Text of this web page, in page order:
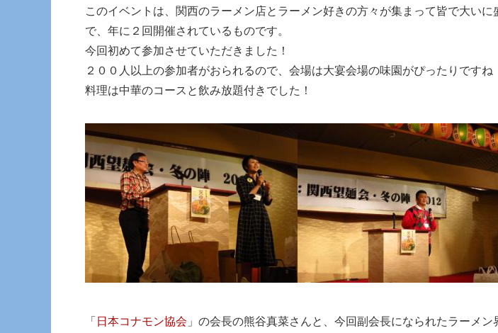
このイベントは、関西のラーメン店とラーメン好きの方々が集まって皆で大いに
で、年に２回開催されているものです。
今回初めて参加させていただきました！
２００人以上の参加者がおられるので、会場は大宴会場の味園がぴったりですね
料理は中華のコースと飲み放題付きでした！
「 日本コナモン協会 」の会長の熊谷真菜さんと、今回副会長になられたラーメ